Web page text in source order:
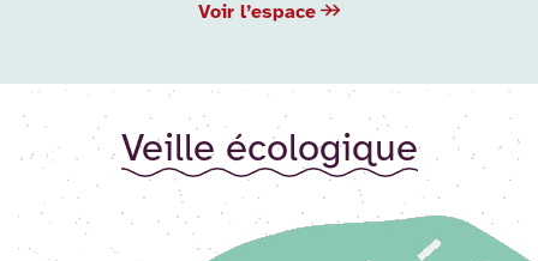
Voir l’espace
Veille écologique